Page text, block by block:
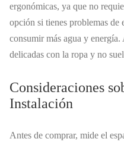
ergonómicas, ya que no
opción si tienes problemas de
consumir más agua y energía.
delicadas con la ropa y no
Consideraciones
Instalación
Antes de comprar, mide el